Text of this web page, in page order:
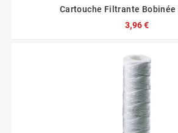
Cartouche Filtrante Bobinée
3,96 €